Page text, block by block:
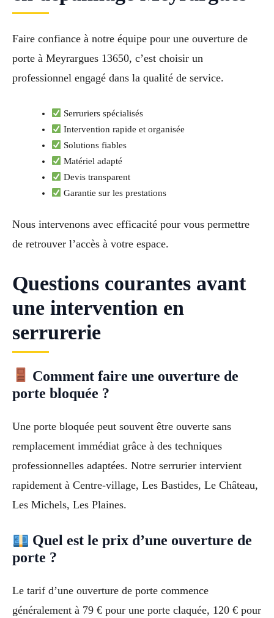
Faire confiance à notre équipe pour une ouverture de
porte à Meyrargues 13650, c’est choisir un
professionnel engagé dans la qualité de service.
Serruriers spécialisés
Intervention rapide et organisée
Solutions fiables
Matériel adapté
Devis transparent
Garantie sur les prestations
Nous intervenons avec efficacité pour vous permettre
de retrouver l’accès à votre espace.
Questions courantes avant
une intervention en
serrurerie
Comment faire une ouverture de
porte bloquée ?
Une porte bloquée peut souvent être ouverte sans
remplacement immédiat grâce à des techniques
professionnelles adaptées. Notre serrurier intervient
rapidement à Centre-village, Les Bastides, Le Château,
Les Michels, Les Plaines.
Quel est le prix d’une ouverture de
porte ?
Le tarif d’une ouverture de porte commence
généralement à 79 € pour une porte claquée, 120 € pour